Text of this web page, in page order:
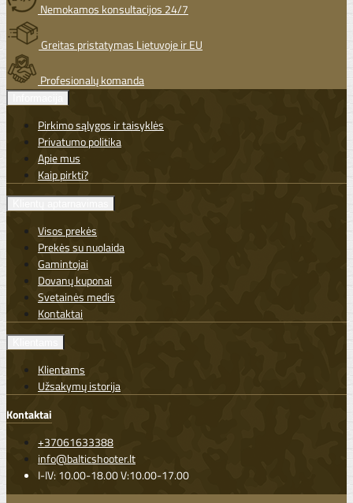
Nemokamos konsultacijos 24/7
Greitas pristatymas Lietuvoje ir EU
Profesionalų komanda
Pirkimo sąlygos ir taisyklės
Privatumo politika
Apie mus
Kaip pirkti?
Visos prekės
Prekės su nuolaida
Gamintojai
Dovanų kuponai
Svetainės medis
Kontaktai
Klientams
Užsakymų istorija
Kontaktai
+37061633388
info@balticshooter.lt
I-IV: 10.00-18.00 V:10.00-17.00